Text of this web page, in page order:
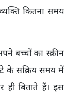
कितना समय
बच्चों का स्क्रीन
के सक्रिय समय में
ही बिताते हैं। इस